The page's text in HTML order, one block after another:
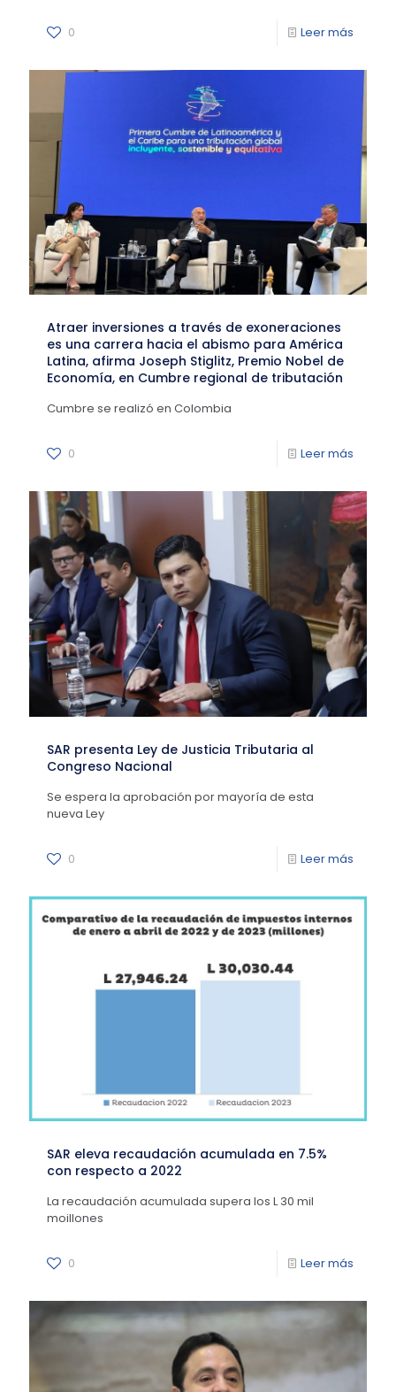
0 Leer más
Atraer inversiones a través de exoneraciones
es una carrera hacia el abismo para América
Latina, afirma Joseph Stiglitz, Premio Nobel de
Economía, en Cumbre regional de tributación
Cumbre se realizó en Colombia
0 Leer más
SAR presenta Ley de Justicia Tributaria al
Congreso Nacional
Se espera la aprobación por mayoría de esta
nueva Ley
0 Leer más
SAR eleva recaudación acumulada en 7.5%
con respecto a 2022
La recaudación acumulada supera los L 30 mil
moillones
0 Leer más